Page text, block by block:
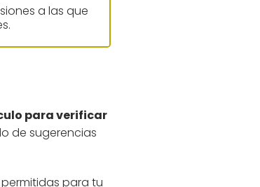
a las que
para verificar
de sugerencias
para tu